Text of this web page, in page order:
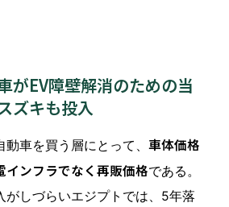
がEV障壁解消のための当
ズキも投入
車を買う層にとって、 車体価格
インフラでなく再販価格である。
がしづらいエジプトでは、5年落